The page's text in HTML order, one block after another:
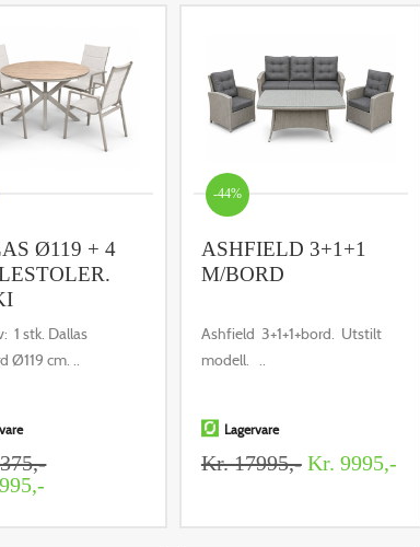
Ø119 + 4
1 stk. Dallas
Ø119 cm. ..
-44%
ASHFIELD 3+1+1
M/BORD
Ashfield 3+1+1+bord. Utstilt
modell. ..
Lagervare
Kr. 17995,-Kr. 9995,-